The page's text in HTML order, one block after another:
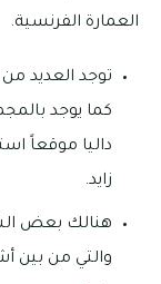
العمارة الفرنسية.
توجد العديد
كما يوجد
داليا موقعاً
زايد.
هنالك بعض
والتي من بين